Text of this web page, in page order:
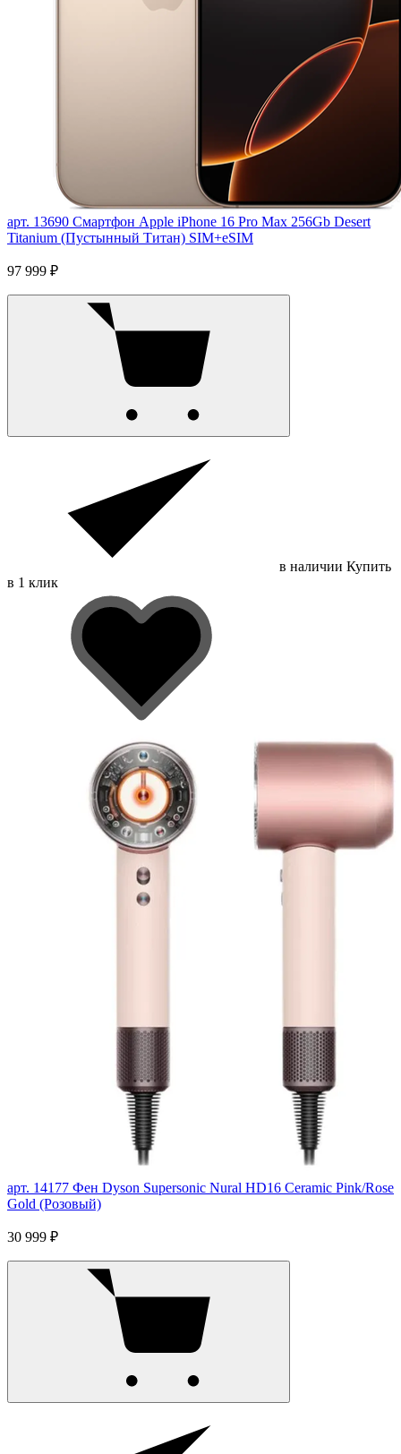
арт. 13690 Смартфон Apple iPhone 16 Pro Max 256Gb Desert
Titanium (Пустынный Титан) SIM+eSIM
97 999 ₽
в наличии Купить
в 1 клик
арт. 14177 Фен Dyson Supersonic Nural HD16 Ceramic Pink/Rose
Gold (Розовый)
30 999 ₽